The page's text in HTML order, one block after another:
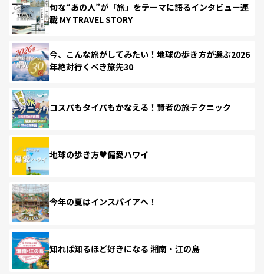
旬な“あの人”が「旅」をテーマに語るインタビュー連
載 MY TRAVEL STORY
今、こんな旅がしてみたい！地球の歩き方が選ぶ2026
年絶対行くべき旅先30
コスパもタイパもかなえる！賢者の旅テクニック
地球の歩き方♥偏愛ハワイ
今年の夏はインスパイアへ！
知れば知るほど好きになる 湘南・江の島